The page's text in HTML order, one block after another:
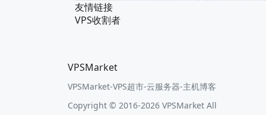
友情链接
VPS收割者
VPSMarket
VPSMarket-VPS超市-云服务器-主机博客
Copyright © 2016-2026 VPSMarket All